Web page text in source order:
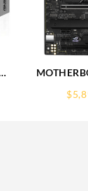
GAMING
$